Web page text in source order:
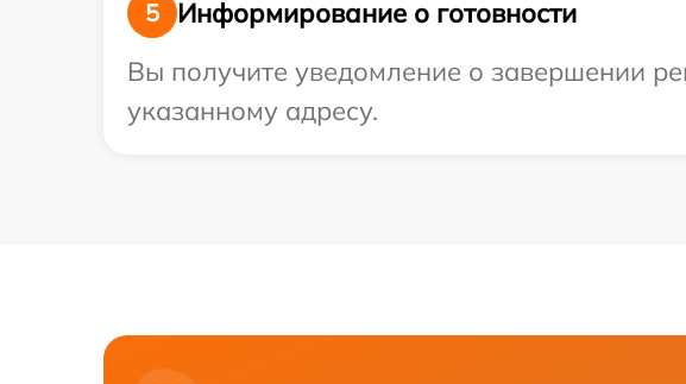
5
Информирование о готовности
Вы получите уведомление о завершении
указанному адресу.